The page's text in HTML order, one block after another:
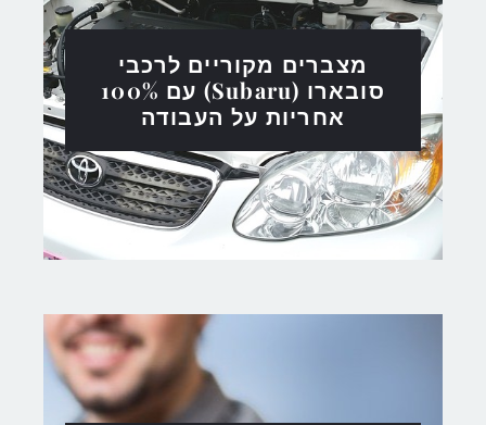
מצברים מקוריים לרכבי
סובארו (Subaru) עם 100%
אחריות על העבודה